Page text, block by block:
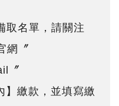
取名單，請關注
網〞
〞
繳款，並填寫繳